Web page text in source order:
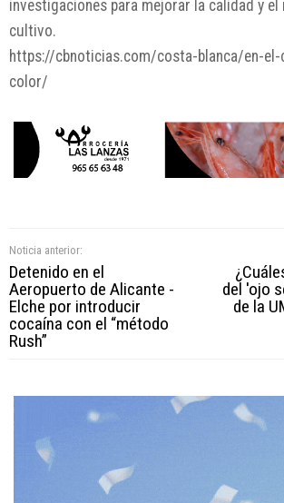
investigaciones para mejorar la calidad y el
cultivo.
https://cbnoticias.com/costa-blanca/en-el-
color/
Noticia anterior:
Detenido en el
Aeropuerto de Alicante -
Elche por introducir
cocaína con el “método
Rush”
del 'ojo
de la